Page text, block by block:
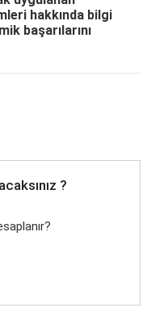
hakkında bilgi
başarılarını
?